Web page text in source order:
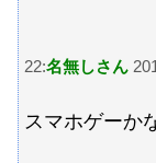
22:名無しさん
スマホゲーか